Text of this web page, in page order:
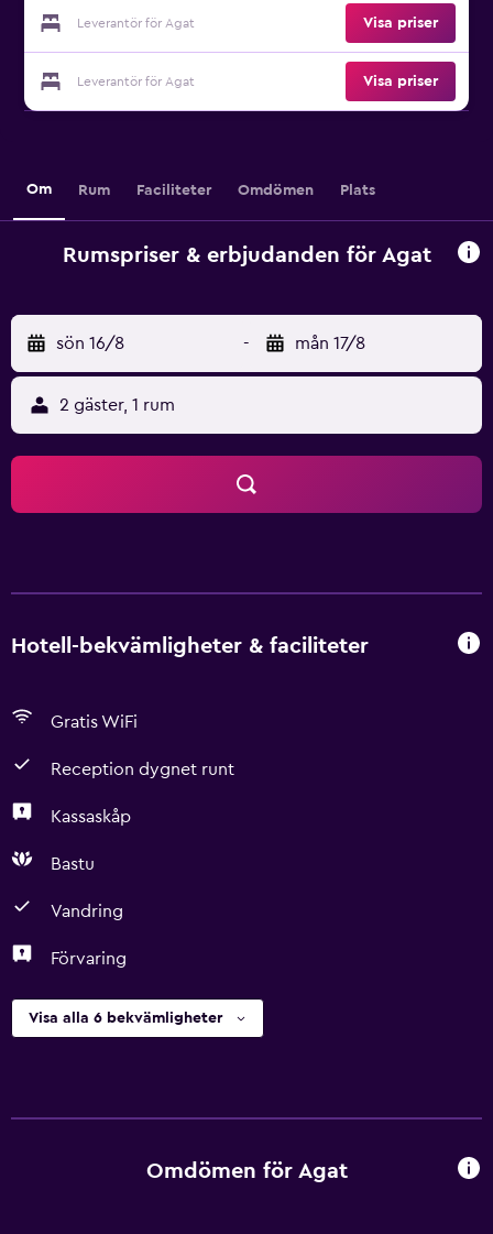
Leverantör för Agat Visa priser
Leverantör för Agat Visa priser
Om Rum Faciliteter Omdömen Plats
Rumspriser & erbjudanden för Agat
sön 16/8 - mån 17/8
2 gäster, 1 rum
Hotell-bekvämligheter & faciliteter
Gratis WiFi
Reception dygnet runt
Kassaskåp
Bastu
Vandring
Förvaring
Visa alla 6 bekvämligheter
Omdömen för Agat